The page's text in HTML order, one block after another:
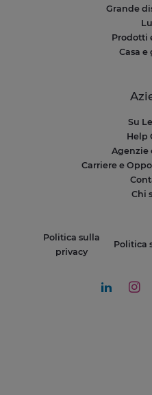
Grande
Prodotti
Casa
Su
Help
Agenzie
Carriere e
Chi
Politica sulla
privacy
Politica